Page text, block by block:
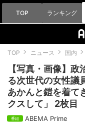
TOP ランキング
TOP ニュース 国内
【写真・画像】
る次世代の女性議
あかんと鎧を着て
クスして」 2枚目
ABEMA Prime